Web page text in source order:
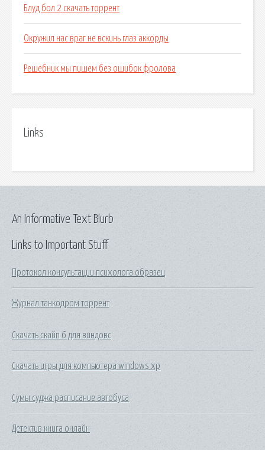
Блуд бол 2 скачать торрент
Окружил нас враг не вскинь глаз аккорды
Решебник мы пишем без ошибок фролова
Links
Links to Important Stuff
Протокол консультации психолога образец
Журнал танкодром торрент
Скачать скайп 6 для виндовс
Скачать игры для компьютера windows xp
Сумы суджа расписание автобуса
Детектив книга онлайн
An Informative Text Blurb